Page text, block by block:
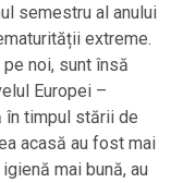
semestru al anului
extreme.
noi, sunt însă
Europei –
în timpul stării de
acasă au fost mai
mai bună, au